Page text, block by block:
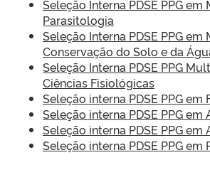
Seleção Interna PDSE PPG
Parasitologia
Seleção Interna PDSE PPG em
Conservação do Solo e da
Seleção Interna PDSE PPG
Ciências Fisiológicas
Seleção interna PDSE PPG
Seleção interna PDSE PPG em
Seleção interna PDSE PPG
Seleção interna PDSE PPG